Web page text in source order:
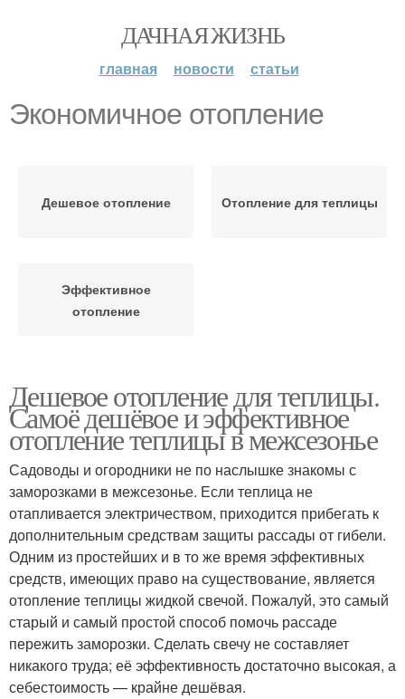
ДАЧНАЯ ЖИЗНЬ
главная новости статьи
Экономичное отопление
Дешевое отопление Отопление для теплицы
Эффективное
отопление
Дешевое отопление для теплицы.
Самоё дешёвое и эффективное
отопление теплицы в межсезонье
Садоводы и огородники не по наслышке знакомы с
заморозками в межсезонье. Если теплица не
отапливается электричеством, приходится прибегать к
дополнительным средствам защиты рассады от гибели.
Одним из простейших и в то же время эффективных
средств, имеющих право на существование, является
отопление теплицы жидкой свечой. Пожалуй, это самый
старый и самый простой способ помочь рассаде
пережить заморозки. Сделать свечу не составляет
никакого труда; её эффективность достаточно высокая, а
себестоимость — крайне дешёвая.